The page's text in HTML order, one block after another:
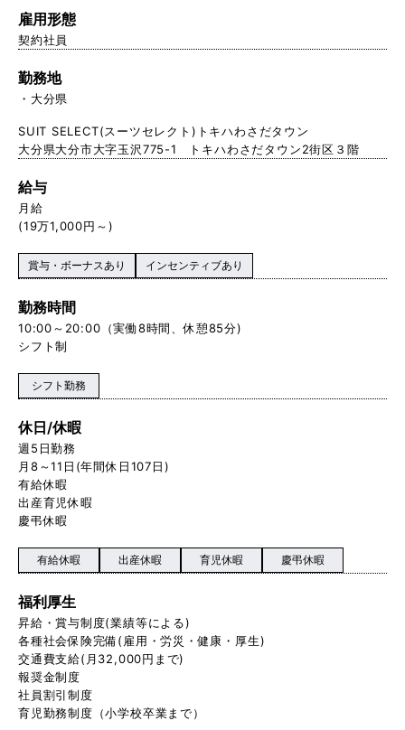
雇用形態
契約社員
勤務地
大分県
SUIT SELECT(スーツセレクト)トキハわさだタウン
大分県大分市大字玉沢775-1 トキハわさだタウン2街区３階
給与
月給
(19万1,000円～)
賞与・ボーナスあり インセンティブあり
勤務時間
10:00～20:00（実働8時間、休憩85分)
シフト制
シフト勤務
休日/休暇
週5日勤務
月8～11日(年間休日107日)
有給休暇
出産育児休暇
慶弔休暇
有給休暇 出産休暇 育児休暇 慶弔休暇
福利厚生
昇給・賞与制度(業績等による)
各種社会保険完備(雇用・労災・健康・厚生)
交通費支給(月32,000円まで)
報奨金制度
社員割引制度
育児勤務制度（小学校卒業まで）